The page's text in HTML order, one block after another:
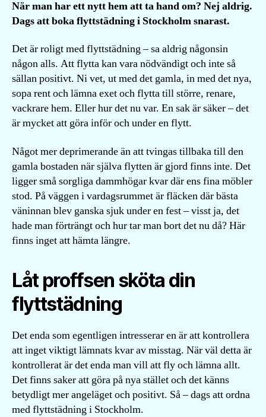
När man har ett nytt hem att ta hand om? Nej aldrig.
Dags att boka flyttstädning i Stockholm snarast.
Det är roligt med flyttstädning – sa aldrig någonsin
någon alls. Att flytta kan vara nödvändigt och inte så
sällan positivt. Ni vet, ut med det gamla, in med det nya,
sopa rent och lämna exet och flytta till större, renare,
vackrare hem. Eller hur det nu var. En sak är säker – det
är mycket att göra inför och under en flytt.
Något mer deprimerande än att tvingas tillbaka till den
gamla bostaden när själva flytten är gjord finns inte. Det
ligger små sorgliga dammhögar kvar där ens fina möbler
stod. På väggen i vardagsrummet är fläcken där bästa
väninnan blev ganska sjuk under en fest – visst ja, det
hade man förträngt och hur tar man bort det nu då? Här
finns inget att hämta längre.
Låt proffsen sköta din
flyttstädning
Det enda som egentligen intresserar en är att kontrollera
att inget viktigt lämnats kvar av misstag. När väl detta är
kontrollerat är det enda man vill att fly och lämna allt.
Det finns saker att göra på nya stället och det känns
betydligt mer angeläget och positivt. Så – dags att ordna
med flyttstädning i Stockholm.